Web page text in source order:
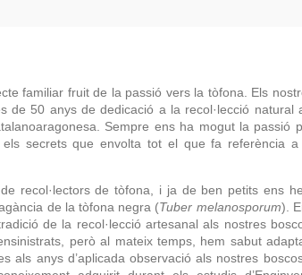
familiar fruit de la passió vers la tòfona. Els
de 50 anys de dedicació a la recol·lecció natural
Sempre ens ha mogut la passió
secrets que envolta tot el que fa referència a
recol·lectors de tòfona, i ja de ben petits ens
de la tòfona negra (Tuber melanosporum).
de la recol·lecció artesanal als nostres
però al mateix temps, hem sabut
als anys d’aplicada observació als nostres